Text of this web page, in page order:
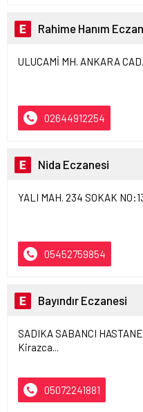
Rahime Hanım
ULUCAMİ MH. ANKARA
02644912254
Nida Eczanesi
YALI MAH. 234 SOKAK
05452759854
Bayındır Eczanesi
SADIKA SABANCI
Kirazca...
05072241881